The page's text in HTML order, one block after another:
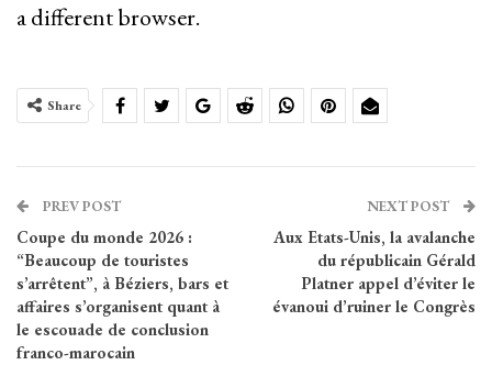
a different browser.
Share
PREV POST
Coupe du monde 2026 :
“Beaucoup de touristes
s’arrêtent”, à Béziers, bars et
affaires s’organisent quant à
le escouade de conclusion
franco-marocain
NEXT POST
Aux Etats-Unis, la avalanche
du républicain Gérald
Platner appel d’éviter le
évanoui d’ruiner le Congrès